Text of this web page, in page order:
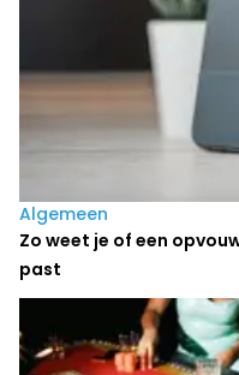
Algemeen
Zo weet je of een
past